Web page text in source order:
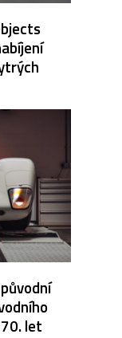
let